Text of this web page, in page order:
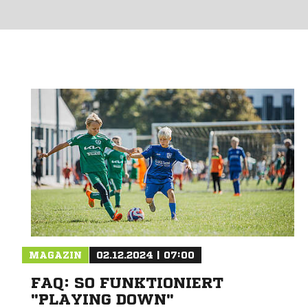
MAGAZIN 02.12.2024 | 07:00
FAQ: SO FUNKTIONIERT
"PLAYING DOWN"